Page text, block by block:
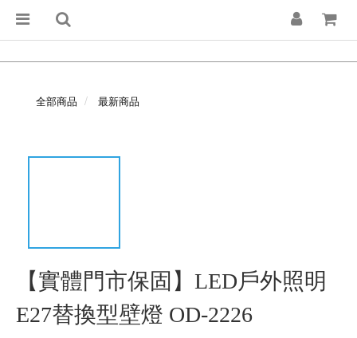
全部商品 最新商品
【實體門市保固】LED戶外照明
E27替換型壁燈 OD-2226